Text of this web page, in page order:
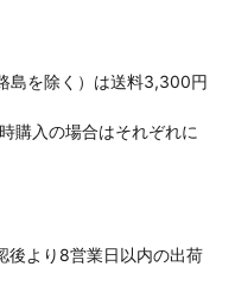
島を除く）は送料3,300円
購入の場合はそれぞれに
後より8営業日以内の出荷